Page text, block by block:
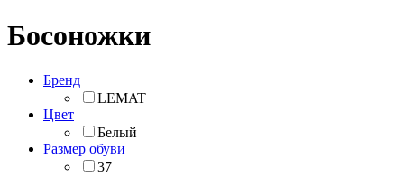
Босоножки
Бренд
LEMAT
Цвет
Белый
Размер обуви
37